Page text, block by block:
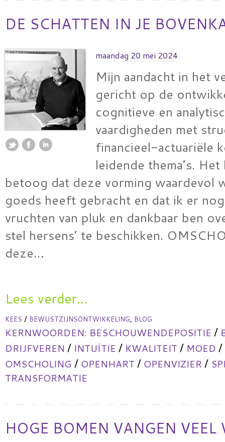
DE SCHATTEN IN JE
maandag 20 mei 2024
Mijn aandacht in het
gericht op de
cognitieve en
vaardigheden met
financieel-actuariële
leidende thema’s.
betoog dat deze vorming waardevol
goeds heeft gebracht en dat ik er
vruchten van pluk en dankbaar ben
stel hersens’ te beschikken.
deze…
Lees verder...
KEES / BEWUSTZIJNSONTWIKKELING, BLOG
KERNWOORDEN: BESCHOUWENDEPOSITIE /
DRIJFVEREN / INTUÏTIE / KWALITEIT / MOED /
OMSCHOLING / OPENHART / OPENVIZIER /
TRANSFORMATIE
HOGE BOMEN VANGEN